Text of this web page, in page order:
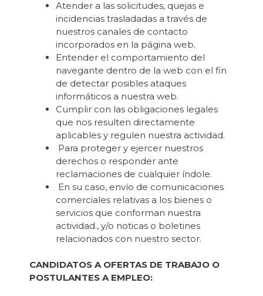
Atender a las solicitudes, quejas e
incidencias trasladadas a través de
nuestros canales de contacto
incorporados en la página web.
Entender el comportamiento del
navegante dentro de la web con el fin
de detectar posibles ataques
informáticos a nuestra web.
Cumplir con las obligaciones legales
que nos resulten directamente
aplicables y regulen nuestra actividad.
Para proteger y ejercer nuestros
derechos o responder ante
reclamaciones de cualquier índole.
En su caso, envío de comunicaciones
comerciales relativas a los bienes o
servicios que conforman nuestra
actividad., y/o noticas o boletines
relacionados con nuestro sector.
CANDIDATOS A OFERTAS DE TRABAJO O
POSTULANTES A EMPLEO: